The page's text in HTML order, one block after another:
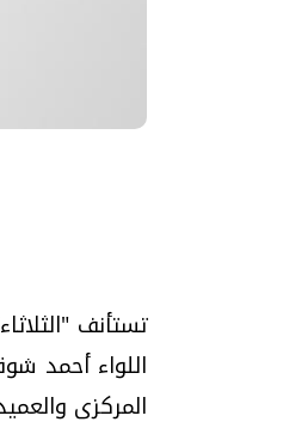
تستأنف
اللواء أحمد
المركزى